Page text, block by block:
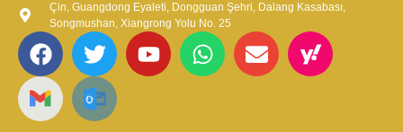
Çin, Guangdong Eyaleti, Dongguan Şehri, Dalang Kasabası,
Songmushan, Xiangrong Yolu No. 25